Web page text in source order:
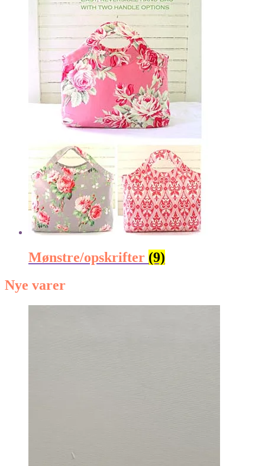
Mønstre/opskrifter (9)
Nye varer